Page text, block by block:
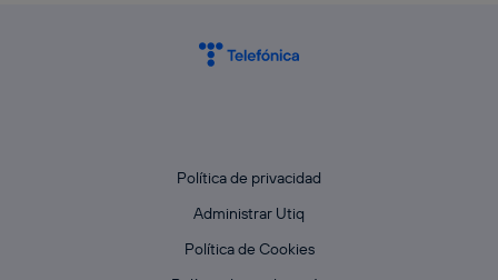
Política de privacidad
Administrar Utiq
Política de Cookies